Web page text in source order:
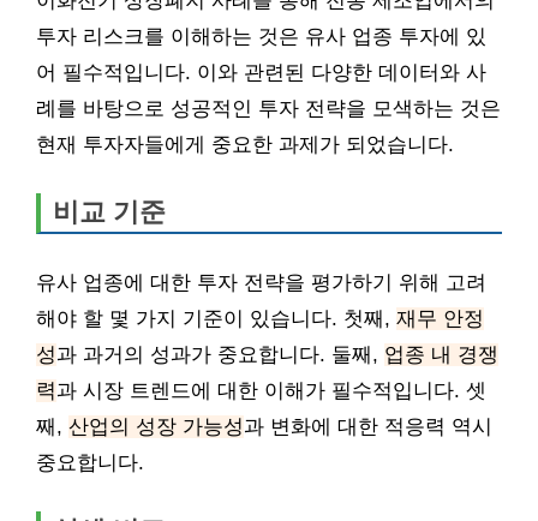
투자 리스크를 이해하는 것은 유사 업종 투자에 있
어 필수적입니다. 이와 관련된 다양한 데이터와 사
례를 바탕으로 성공적인 투자 전략을 모색하는 것은
현재 투자자들에게 중요한 과제가 되었습니다.
비교 기준
유사 업종에 대한 투자 전략을 평가하기 위해 고려
해야 할 몇 가지 기준이 있습니다. 첫째, 재무 안정
성과 과거의 성과가 중요합니다. 둘째, 업종 내 경쟁
력과 시장 트렌드에 대한 이해가 필수적입니다. 셋
째, 산업의 성장 가능성과 변화에 대한 적응력 역시
중요합니다.